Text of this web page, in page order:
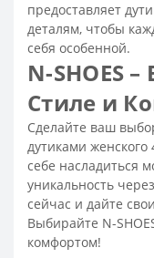
Серые ботинки
Стильные женские
Резиновые ботинки
Замшевые ботинки
Модные женские
Модные женские
Ботинки без
Женские ботинки на
Ботинки черные
предоставляет
деталям, чтобы
себя особенной.
N-SHOES
Стиле и
Сделайте ваш
дутиками женского
себе насладиться
уникальность
сейчас и дайте
Выбирайте N-
комфортом!